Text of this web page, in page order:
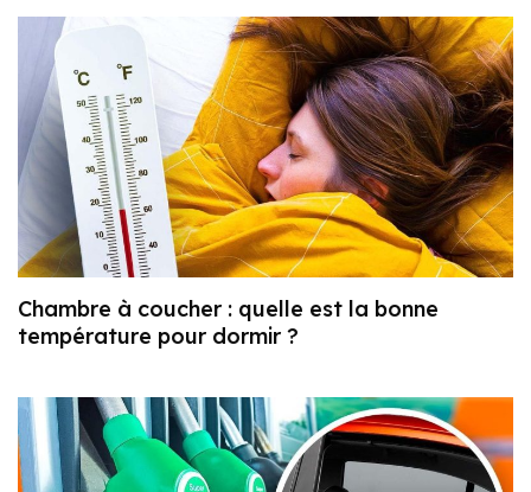
Chambre à coucher : quelle est la bonne
température pour dormir ?